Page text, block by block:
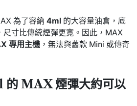
為了容納 4ml 的大容量油倉，底
尺寸比傳統煙彈更寬。因此，MAX
專用主機 ，無法與舊款 Mini 或傳奇
的 MAX 煙彈大約可以